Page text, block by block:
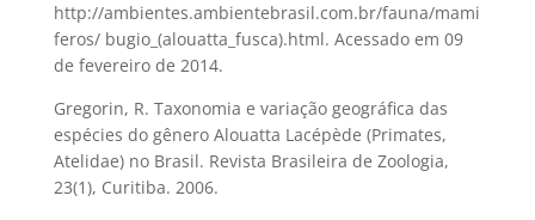
http://ambientes.ambientebrasil.com.br/fauna/mami
feros/ bugio_(alouatta_fusca).html. Acessado em 09
de fevereiro de 2014.
Gregorin, R. Taxonomia e variação geográfica das
espécies do gênero Alouatta Lacépède (Primates,
Atelidae) no Brasil. Revista Brasileira de Zoologia,
23(1), Curitiba. 2006.